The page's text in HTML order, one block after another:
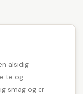
alsidig
te og
smag og er